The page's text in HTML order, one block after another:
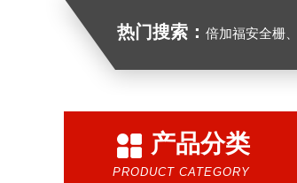
热门搜索： 倍加福安全栅、倍加福传感器、
产品分类
PRODUCT CATEGORY